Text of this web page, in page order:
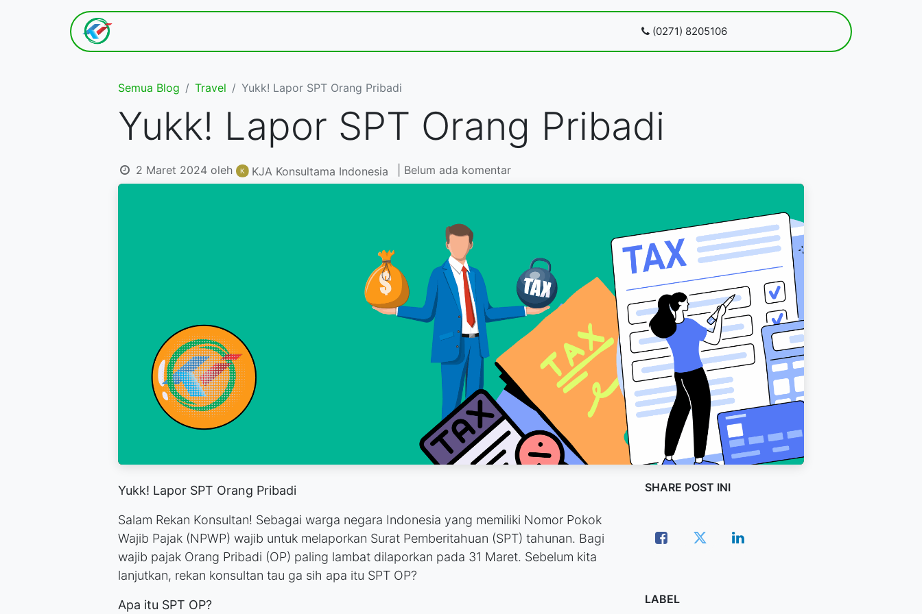
Blog Pendaftaran
(0271) 8205106
Semua Blog Travel Yukk! Lapor SPT Orang Pribadi
Yukk! Lapor SPT Orang Pribadi
2 Maret 2024 oleh KJA Konsultama Indonesia | Belum ada komentar
Yukk! Lapor SPT Orang Pribadi
Salam Rekan Konsultan! Sebagai warga negara Indonesia yang memiliki Nomor Pokok
Wajib Pajak (NPWP) wajib untuk melaporkan Surat Pemberitahuan (SPT) tahunan. Bagi
wajib pajak Orang Pribadi (OP) paling lambat dilaporkan pada 31 Maret. Sebelum kita
lanjutkan, rekan konsultan tau ga sih apa itu SPT OP?
Apa itu SPT OP?
SHARE POST INI
LABEL